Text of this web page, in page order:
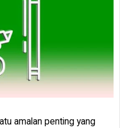
amalan penting yang